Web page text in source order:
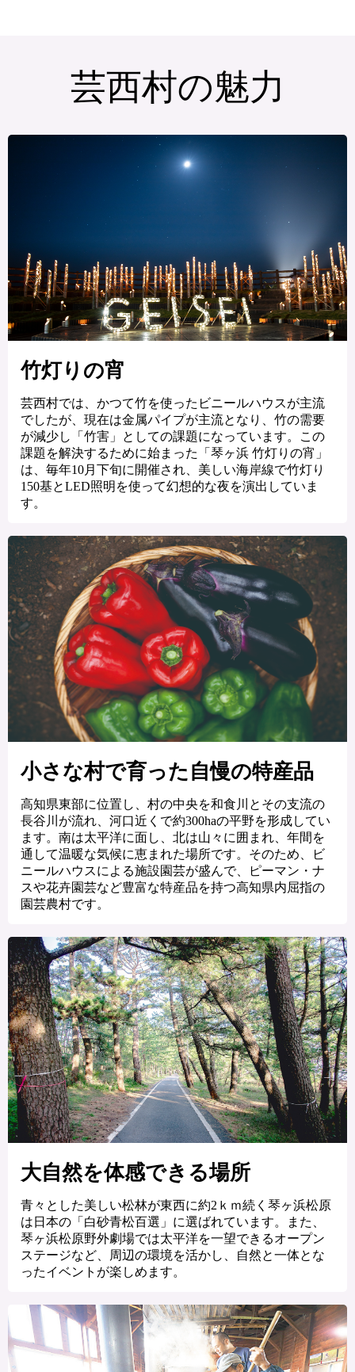
芸西村の魅力
竹灯りの宵
芸西村では、かつて竹を使ったビニールハウスが主流
でしたが、現在は金属パイプが主流となり、竹の需要
が減少し「竹害」としての課題になっています。この
課題を解決するために始まった「琴ヶ浜 竹灯りの宵」
は、毎年10月下旬に開催され、美しい海岸線で竹灯り
150基とLED照明を使って幻想的な夜を演出していま
す。
小さな村で育った自慢の特産品
高知県東部に位置し、村の中央を和食川とその支流の
長谷川が流れ、河口近くで約300haの平野を形成してい
ます。南は太平洋に面し、北は山々に囲まれ、年間を
通して温暖な気候に恵まれた場所です。そのため、ビ
ニールハウスによる施設園芸が盛んで、ピーマン・ナ
スや花卉園芸など豊富な特産品を持つ高知県内屈指の
園芸農村です。
大自然を体感できる場所
青々とした美しい松林が東西に約2ｋｍ続く琴ヶ浜松原
は日本の「白砂青松百選」に選ばれています。また、
琴ヶ浜松原野外劇場では太平洋を一望できるオープン
ステージなど、周辺の環境を活かし、自然と一体とな
ったイベントが楽しめます。